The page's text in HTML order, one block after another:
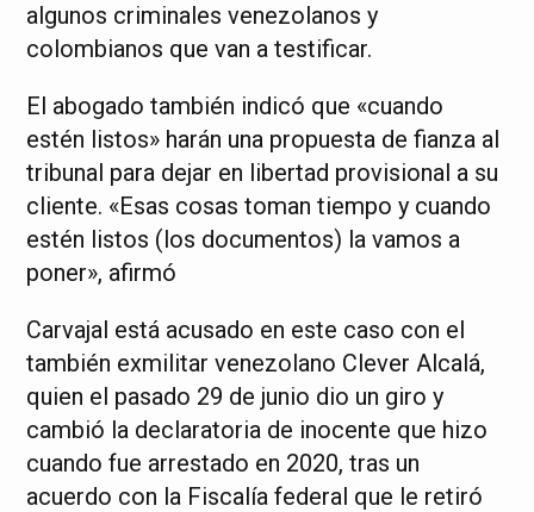
algunos criminales venezolanos y
colombianos que van a testificar.
El abogado también indicó que «cuando
estén listos» harán una propuesta de fianza al
tribunal para dejar en libertad provisional a su
cliente. «Esas cosas toman tiempo y cuando
estén listos (los documentos) la vamos a
poner», afirmó
Carvajal está acusado en este caso con el
también exmilitar venezolano Clever Alcalá,
quien el pasado 29 de junio dio un giro y
cambió la declaratoria de inocente que hizo
cuando fue arrestado en 2020, tras un
acuerdo con la Fiscalía federal que le retiró